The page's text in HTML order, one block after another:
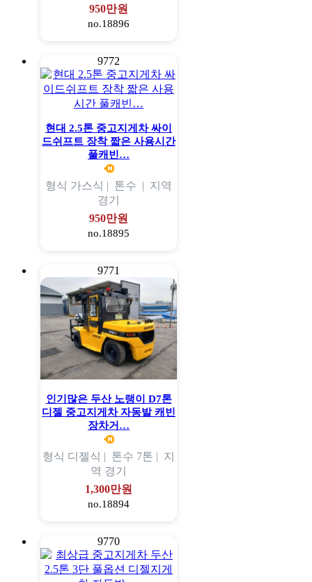
950만원
no.18896
9772
현대 2.5톤 중고지게차 싸이
드쉬프트 장착 짧은 사용시간
풀캐빈…
형식 가스식 | 톤수 | 지역
경기
950만원
no.18895
9771
인기많은 두산 노랭이 D7톤
디젤 중고지게차 자동발 캐빈
장차거…
형식 디젤식 | 톤수 7톤 | 지
역 경기
1,300만원
no.18894
9770